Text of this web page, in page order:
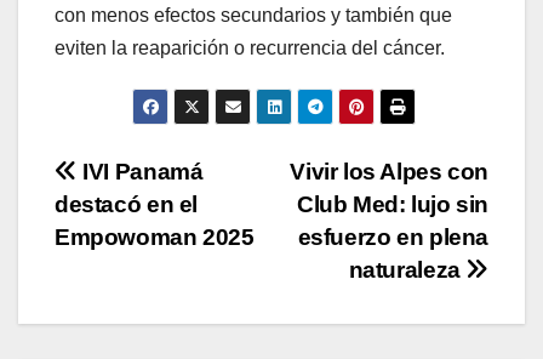
con menos efectos secundarios y también que
eviten la reaparición o recurrencia del cáncer.
Navegación
de
Vivir los Alpes con
Club Med: lujo sin
esfuerzo en plena
naturaleza
IVI Panamá
destacó en el
Empowoman 2025